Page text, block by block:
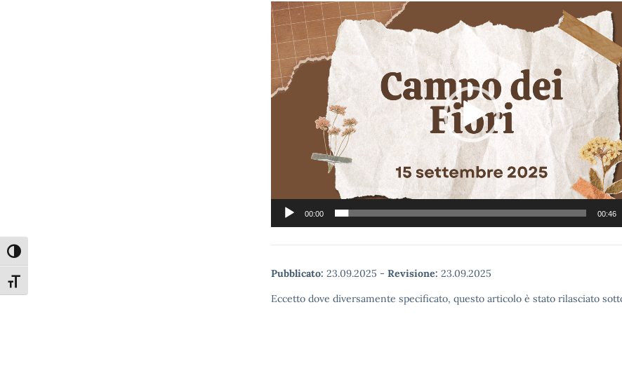
Attiva/disattiva alto contrasto
Attiva/disattiva dimensione testo
Video
Player
00:00 00:46
Pubblicato: 23.09.2025 - Revisione: 23.09.2025
Eccetto dove diversamente specificato, questo articolo è stato rilasciato